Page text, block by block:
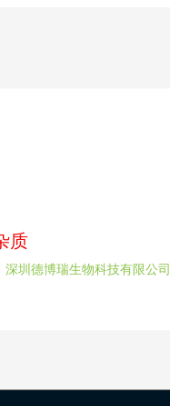
质
深圳德博瑞生物科技有限公司